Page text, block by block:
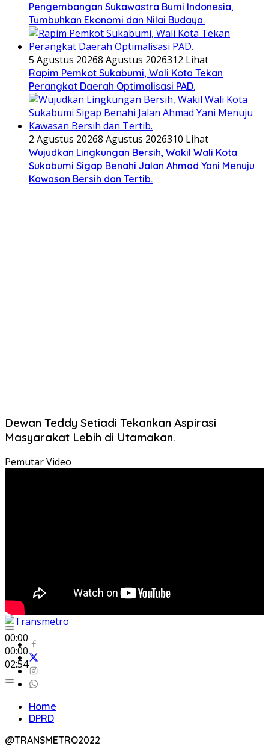
Pengembangan Sukawastra Bumi Indonesia,
Tumbuhkan Ekonomi dan Nilai Budaya.
5 Agustus 20268 Agustus 2026312 Lihat
Rapim Pemkot Sukabumi, Wali Kota Tekan
Perangkat Daerah Optimalisasi PAD.
2 Agustus 20268 Agustus 2026310 Lihat
Wujudkan Lingkungan Bersih, Wakil Wali Kota
Sukabumi Sigap Benahi Jalan Ahmad Yani Menuju
Kawasan Bersih dan Tertib.
Dewan Teddy Setiadi Tekankan Aspirasi
Masyarakat Lebih di Utamakan.
Pemutar Video
00:00
00:00
02:54
Home
DPRD
@TRANSMETRO2022